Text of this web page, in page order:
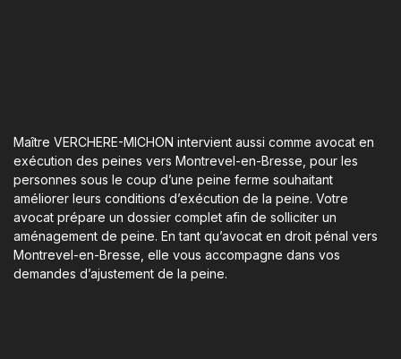
Maître VERCHERE-MICHON intervient aussi comme avocat en
exécution des peines vers Montrevel-en-Bresse, pour les
personnes sous le coup d’une peine ferme souhaitant
améliorer leurs conditions d’exécution de la peine. Votre
avocat prépare un dossier complet afin de solliciter un
aménagement de peine. En tant qu’avocat en droit pénal vers
Montrevel-en-Bresse, elle vous accompagne dans vos
demandes d’ajustement de la peine.